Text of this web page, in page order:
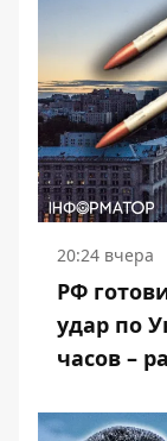
20:24 вчера
РФ
удар по
часов –